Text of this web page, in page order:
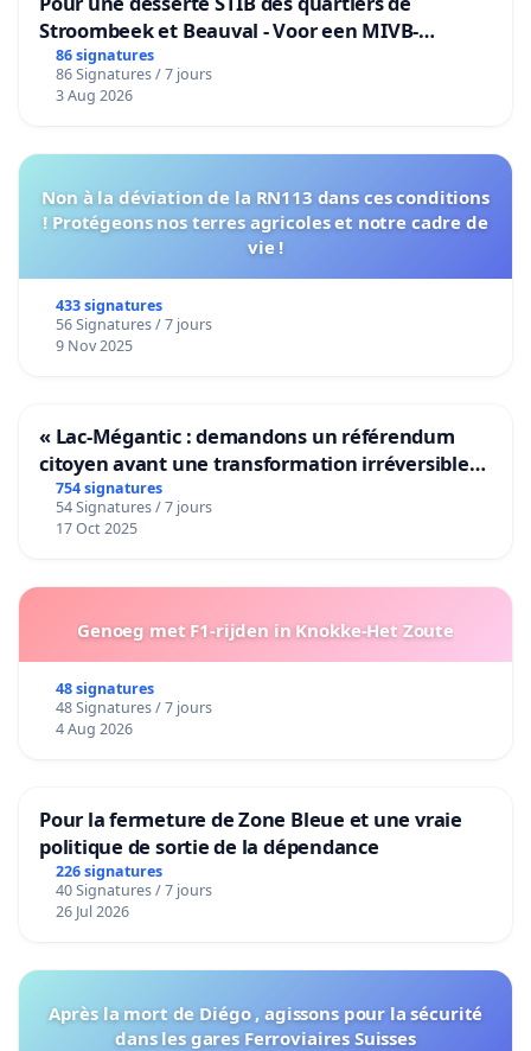
Stroombeek et Beauval - Voor een MIVB-
bediening van de wijken Strombeek en Het
Voor
86 signatures
86 Signatures / 7 jours
3 Aug 2026
Non à la déviation de la RN113 dans ces conditions
! Protégeons nos terres agricoles et notre cadre de
vie !
433 signatures
56 Signatures / 7 jours
9 Nov 2025
« Lac-Mégantic : demandons un référendum
citoyen avant une transformation irréversible
de notre territoire »
754 signatures
54 Signatures / 7 jours
17 Oct 2025
Genoeg met F1-rijden in Knokke-Het Zoute
48 signatures
48 Signatures / 7 jours
4 Aug 2026
Pour la fermeture de Zone Bleue et une vraie
politique de sortie de la dépendance
226 signatures
40 Signatures / 7 jours
26 Jul 2026
Après la mort de Diégo , agissons pour la sécurité
dans les gares Ferroviaires Suisses